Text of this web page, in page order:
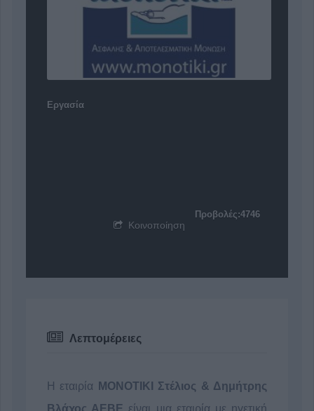
Εργασία
Προβολές:4746
Κοινοποίηση
Λεπτομέρειες
Η εταιρία
ΜΟΝΟΤΙΚΙ Στέλιος & Δημήτρης
Βλάχος ΑΕΒΕ είναι μια εταιρία με ηγετική